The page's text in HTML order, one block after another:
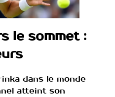
le sommet :
dans le monde
atteint son